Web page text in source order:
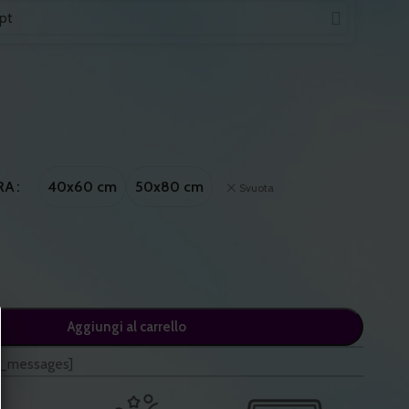
40x60 cm 50x80 cm Svuota
Aggiungi al carrello